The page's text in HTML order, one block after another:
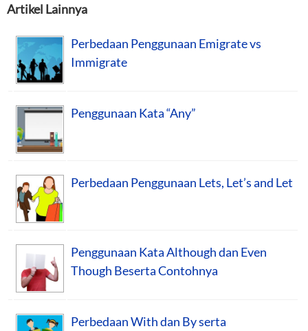
Artikel Lainnya
Perbedaan Penggunaan Emigrate vs
Immigrate
Penggunaan Kata “Any”
Perbedaan Penggunaan Lets, Let’s and Let
Penggunaan Kata Although dan Even
Though Beserta Contohnya
Perbedaan With dan By serta